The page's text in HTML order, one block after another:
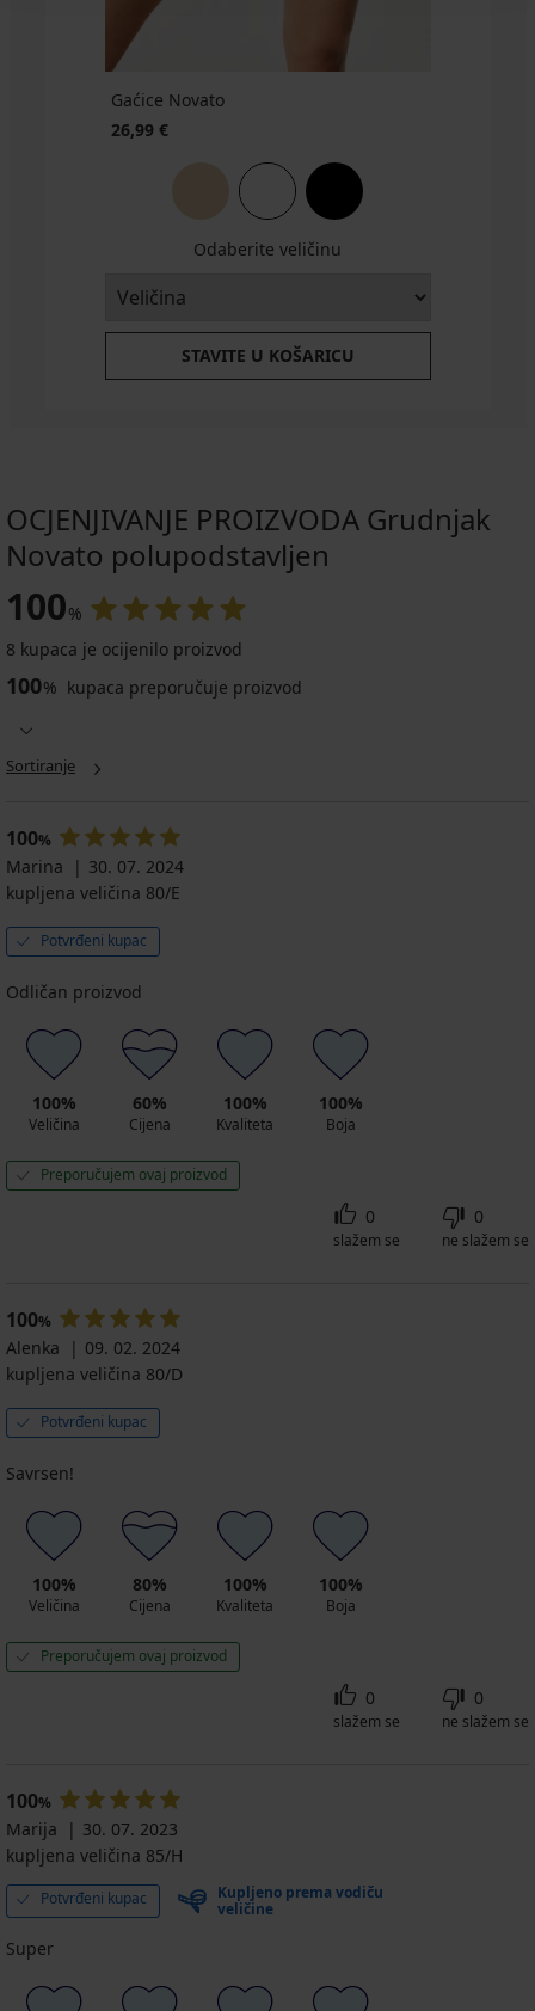
Gaćice Novato
26,99 €
Odaberite veličinu
STAVITE U KOŠARICU
OCJENJIVANJE PROIZVODA Grudnjak
Novato polupodstavljen
100%
8 kupaca je ocijenilo proizvod
100% kupaca preporučuje proizvod
Sortiranje
100%
Marina
30. 07. 2024
kupljena veličina 80/E
Potvrđeni kupac
Odličan proizvod
100%
Veličina
60%
Cijena
100%
Kvaliteta
100%
Boja
Preporučujem ovaj proizvod
0
slažem se
0
ne slažem se
100%
Alenka
09. 02. 2024
kupljena veličina 80/D
Potvrđeni kupac
Savrsen!
100%
Veličina
80%
Cijena
100%
Kvaliteta
100%
Boja
Preporučujem ovaj proizvod
0
slažem se
0
ne slažem se
100%
Marija
30. 07. 2023
kupljena veličina 85/H
Potvrđeni kupac
Kupljeno prema vodiču
veličine
Super